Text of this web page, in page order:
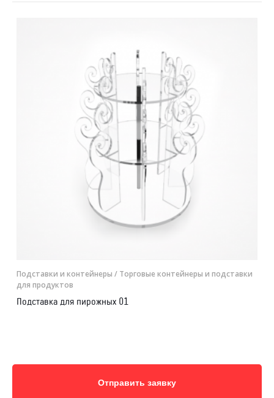
8 (800) 333-72-11
sale@plastikam.ru
Подставки и контейнеры / Торговые контейнеры и подставки
для продуктов
Подставка для пирожных 01
Отправить заявку